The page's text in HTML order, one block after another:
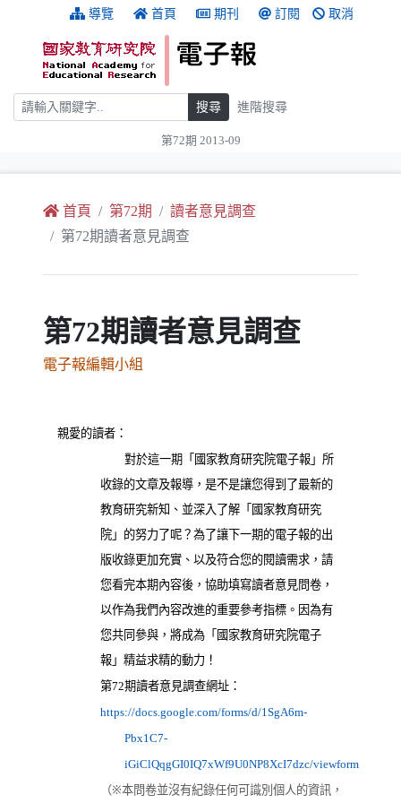
跳到主要內容 導覽 首頁 期刊 訂閱 取消
搜尋 搜尋 進階搜尋
第72期 2013-09
首頁 第72期
讀者意見調查
第72期讀者意見調查
第72期讀者意見調查
電子報編輯小組
親愛的讀者：
對於這一期「國家教育研究院電子報」所
收錄的文章及報導，是不是讓您得到了最新的
教育研究新知、並深入了解「國家教育研究
院」的努力了呢？為了讓下一期的電子報的出
版收錄更加充實、以及符合您的閱讀需求，請
您看完本期內容後，協助填寫讀者意見問卷，
以作為我們內容改進的重要參考指標。因為有
您共同參與，將成為「國家教育研究院電子
報」精益求精的動力！
第72期讀者意見調查網址：
https://docs.google.com/forms/d/1SgA6m-
Pbx1C7-
iGiClQqgGI0IQ7xWf9U0NP8XcI7dzc/viewform
（另開新視窗）
（※本問卷並沒有紀錄任何可識別個人的資訊，